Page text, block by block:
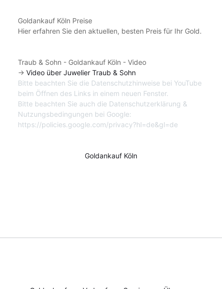
Goldankauf Köln Preise
Hier erfahren Sie den aktuellen, besten Preis für Ihr Gold.
Traub & Sohn - Goldankauf Köln - Video
-> Video über Juwelier Traub & Sohn
Bitte beachten Sie die Datenschutzhinweise bei YouTube
beim Öffnen des Links in einem neuen Fenster.
Bitte beachten Sie auch die Datenschutzerklärung &
Nutzungsbedingungen bei Google:
https://policies.google.com/privacy?hl=de&gl=de
Goldankauf Köln